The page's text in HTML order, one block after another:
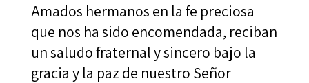
Amados hermanos en la fe preciosa
que nos ha sido encomendada, reciban
un saludo fraternal y sincero bajo la
gracia y la paz de nuestro Señor